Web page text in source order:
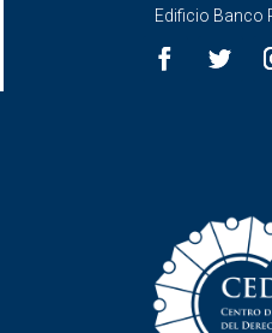
Edificio Banco